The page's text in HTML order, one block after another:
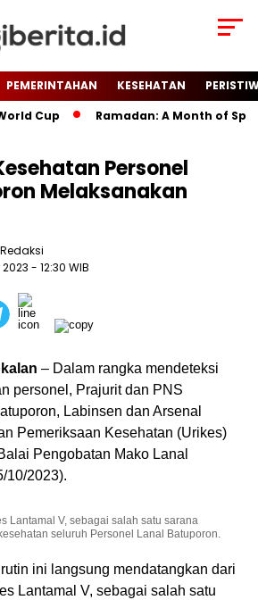
PEMERINTAHAN KESEHATAN
Cup
Ramadan: A Month of
Personel
Melaksanakan
- 12:30 WIB
– Dalam rangka mendeteksi
personel, Prajurit dan PNS
Labinsen dan Arsenal
Pemeriksaan Kesehatan (Urikes)
Pengobatan Mako Lanal
10/2023).
Lantamal V, sebagai salah satu sarana
seluruh Personel Lanal Batuporon.
ini langsung mendatangkan dari
Lantamal V, sebagai salah satu